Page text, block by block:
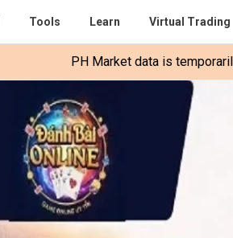
Tools Learn Virtual Trading
PH Market data is